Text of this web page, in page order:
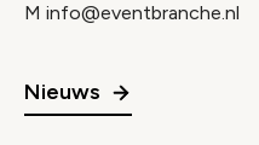
M info@eventbranche.nl
Nieuws